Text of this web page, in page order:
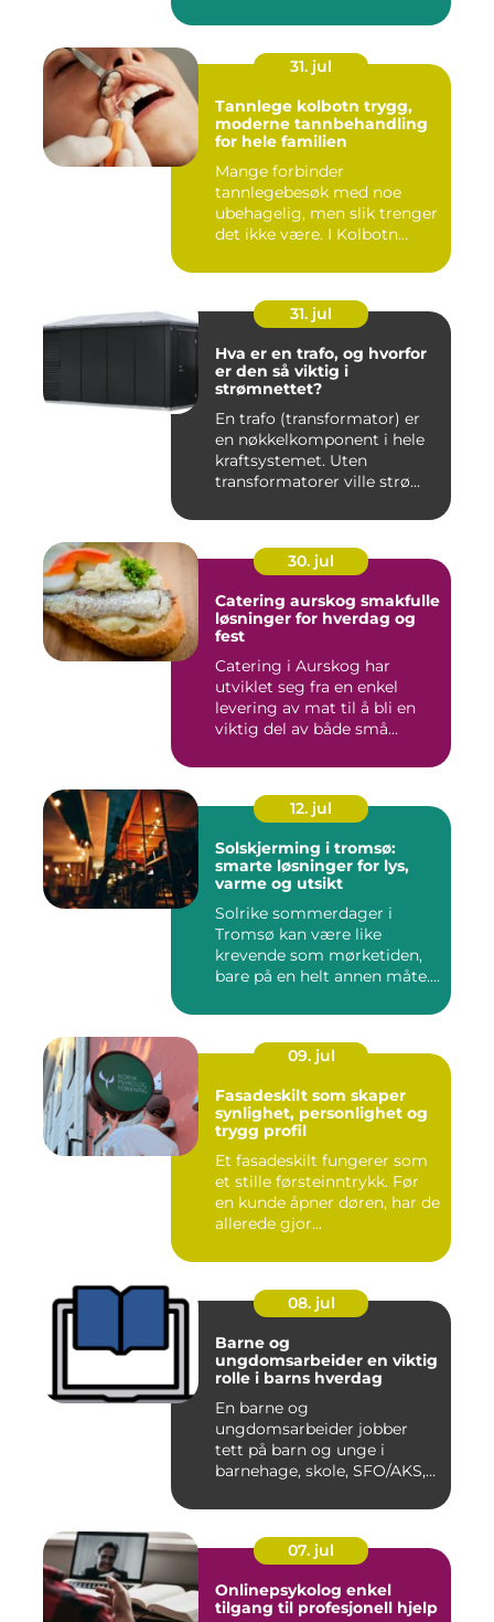
31. jul
Tannlege kolbotn trygg,
moderne tannbehandling
for hele familien
Mange forbinder
tannlegebesøk med noe
ubehagelig, men slik trenger
det ikke være. I Kolbotn
31. jul
Hva er en trafo, og hvorfor
er den så viktig i
strømnettet?
En trafo (transformator) er
en nøkkelkomponent i hele
kraftsystemet. Uten
transformatorer ville strø...
30. jul
Catering aurskog smakfulle
løsninger for hverdag og
fest
Catering i Aurskog har
utviklet seg fra en enkel
levering av mat til å bli en
viktig del av både små...
12. jul
Solskjerming i tromsø:
smarte løsninger for lys,
varme og utsikt
Solrike sommerdager i
Tromsø kan være like
krevende som mørketiden,
bare på en helt annen måte.
09. jul
Fasadeskilt som skaper
synlighet, personlighet og
trygg profil
Et fasadeskilt fungerer som
et stille førsteinntrykk. Før
en kunde åpner døren, har de
allerede gjor...
08. jul
Barne og
ungdomsarbeider en viktig
rolle i barns hverdag
En barne og
ungdomsarbeider jobber
tett på barn og unge i
barnehage, skole, SFO/AKS,
07. jul
Onlinepsykolog enkel
tilgang til profesjonell hjelp